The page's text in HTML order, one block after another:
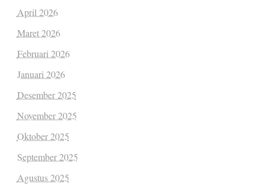
April 2026
Maret 2026
Februari 2026
Januari 2026
Desember 2025
November 2025
Oktober 2025
September 2025
Agustus 2025